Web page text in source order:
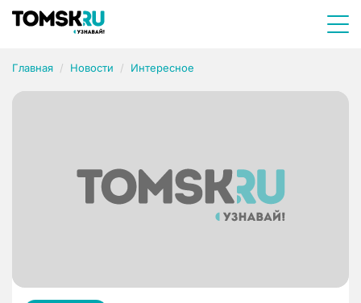
Главная Новости Интересное